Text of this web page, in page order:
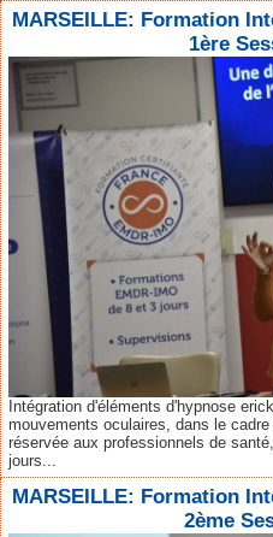
MARSEILLE: Formation
1ère
Intégration d'éléments d'hypnose
mouvements oculaires, dans le
réservée aux professionnels de
jours...
MARSEILLE: Formation
2ème